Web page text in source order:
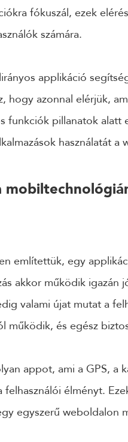
fókuszál, ezek
számára.
applikáció
hogy azonnal elérjük,
funkciók pillanatok
használatát
említettük, egy
akkor működik
valami újat mutat a
működik, és egész
appot, ami a GPS,
élményt.
egyszerű weboldalon